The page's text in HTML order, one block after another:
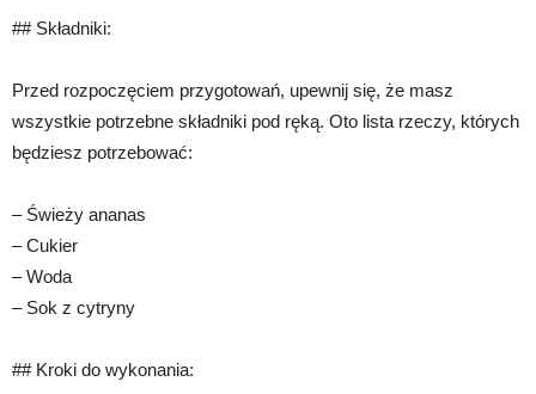
## Składniki:
Przed rozpoczęciem przygotowań, upewnij się, że masz
wszystkie potrzebne składniki pod ręką. Oto lista rzeczy, których
będziesz potrzebować:
– Świeży ananas
– Cukier
– Woda
– Sok z cytryny
## Kroki do wykonania: